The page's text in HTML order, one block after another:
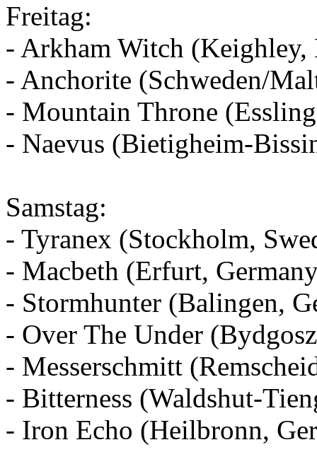
Freitag:
- Arkham Witch (Keighley,
- Anchorite (Schweden/
- Mountain Throne
- Naevus (Bietigheim-
Samstag:
- Tyranex (Stockholm,
- Macbeth (Erfurt,
- Stormhunter (Balingen,
- Over The Under
- Messerschmitt
- Bitterness (Waldshut-
- Iron Echo (Heilbronn,